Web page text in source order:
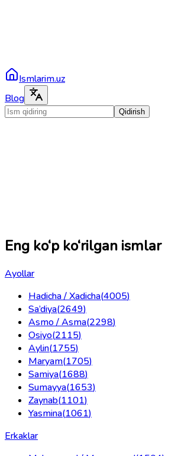
Ismlarim.uz
Blog
Qidirish
Eng ko‘p ko‘rilgan ismlar
Ayollar
Hadicha / Xadicha(4005)
Sa’diya(2649)
Asmo / Asma(2298)
Osiyo(2115)
Aylin(1755)
Maryam(1705)
Samiya(1688)
Sumayya(1653)
Zaynab(1101)
Yasmina(1061)
Erkaklar